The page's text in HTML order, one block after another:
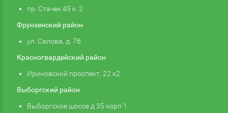
пр. Стачек 45 к. 2
Фрунзенский район
ул. Салова, д. 76
Красногвардейский район
Ириновский проспект, 22 к2
Выборгский район
Выборгское шоссе д 35 корп 1